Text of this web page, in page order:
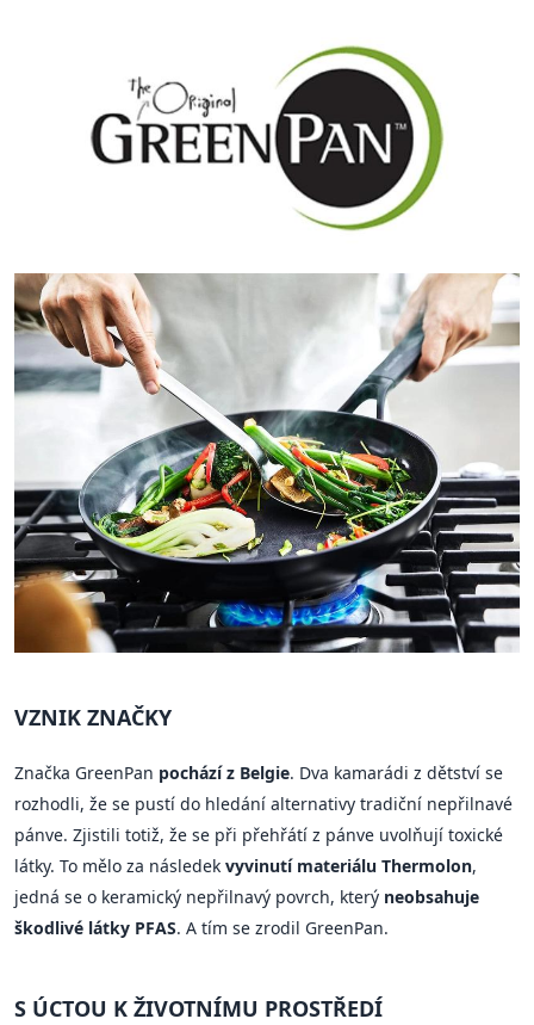
VZNIK ZNAČKY
Značka GreenPan pochází z Belgie. Dva kamarádi z dětství se
rozhodli, že se pustí do hledání alternativy tradiční nepřilnavé
pánve. Zjistili totiž, že se při přehřátí z pánve uvolňují toxické
látky. To mělo za následek vyvinutí materiálu Thermolon,
jedná se o keramický nepřilnavý povrch, který neobsahuje
škodlivé látky PFAS. A tím se zrodil GreenPan.
S ÚCTOU K ŽIVOTNÍMU PROSTŘEDÍ